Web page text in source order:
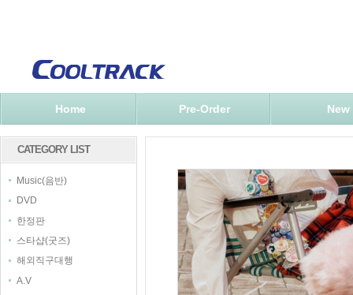
Home Pre-Order New
CATEGORY LIST
Music(음반)
DVD
한정판
스타샵(굿즈)
해외직구대행
A.V